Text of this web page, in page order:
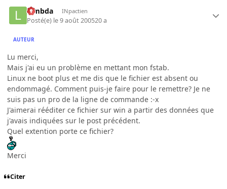
lambda INpactien
Posté(e) le 9 août 200520 a
AUTEUR
Lu merci,
Mais j'ai eu un problème en mettant mon fstab.
Linux ne boot plus et me dis que le fichier est absent ou
endommagé. Comment puis-je faire pour le remettre? Je ne
suis pas un pro de la ligne de commande :-x
J'aimerai rééditer ce fichier sur win a partir des données que
j'avais indiquées sur le post précédent.
Quel extention porte ce fichier?
Merci
Citer